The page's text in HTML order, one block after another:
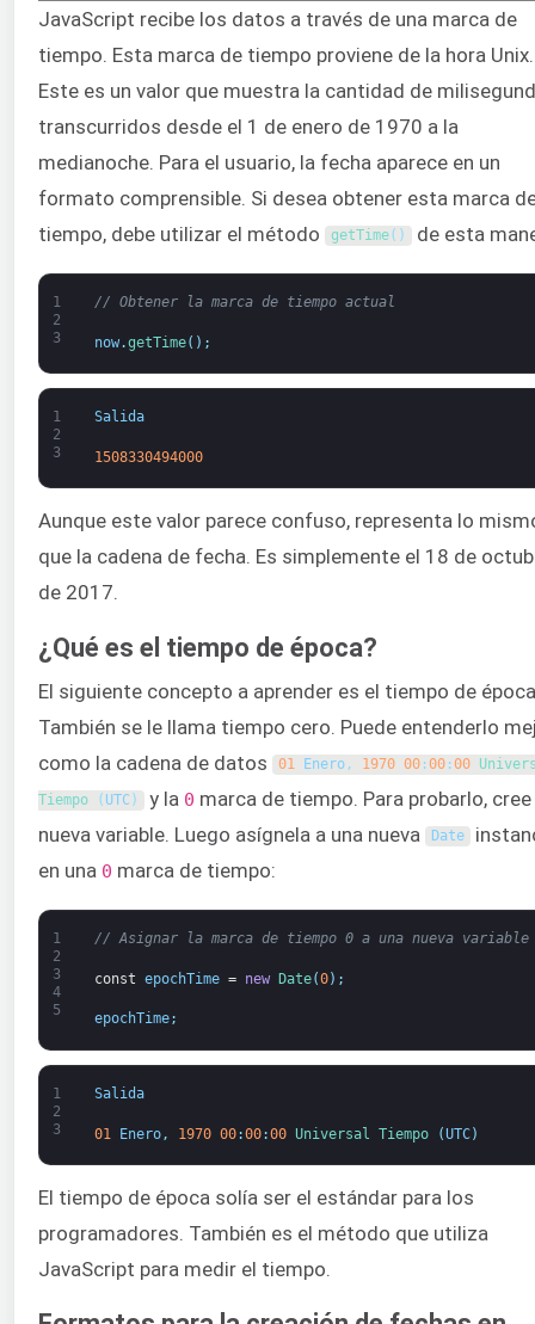
JavaScript recibe los datos a través de una marca de
tiempo. Esta marca de tiempo proviene de la hora Unix.
Este es un valor que muestra la cantidad de
transcurridos desde el 1 de enero de 1970 a la
medianoche. Para el usuario, la fecha aparece en un
formato comprensible. Si desea obtener esta marca
tiempo, debe utilizar el método
getTime( ) de esta
1
2
3
// Obtener la marca de tiempo actual
now.getTime( ) ;
1
2
3
Salida
1508330494000
Aunque este valor parece confuso, representa lo
que la cadena de fecha. Es simplemente el 18 de
de 2017.
¿Qué es el tiempo de época?
El siguiente concepto a aprender es el tiempo de
También se le llama tiempo cero. Puede entenderlo
como la cadena de datos
01 Enero, 1970 00:00:00
Tiempo ( UTC) y la 0 marca de tiempo. Para probarlo, cree
nueva variable. Luego asígnela a una nueva
Date
en una 0 marca de tiempo:
1
2
3
4
5
// Asignar la marca de tiempo 0 a una nueva variable
const epochTime = new Date(0) ;
epochTime;
1
2
3
Salida
01 Enero, 1970 00:00:00 Universal Tiempo (UTC)
El tiempo de época solía ser el estándar para los
programadores. También es el método que utiliza
JavaScript para medir el tiempo.